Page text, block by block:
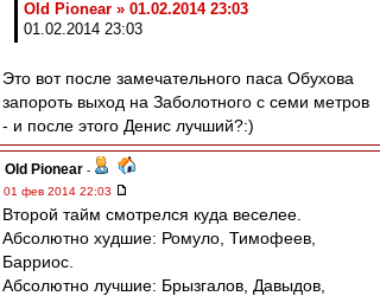
Old Pionear » 01.02.2014 23:03
01.02.2014 23:03
Это вот после замечательного паса Обухова
запороть выход на Заболотного с семи метров
- и после этого Денис лучший?:)
Old Pionear -
01 фев 2014 22:03
Второй тайм смотрелся куда веселее.
Абсолютно худшие: Ромуло, Тимофеев,
Барриос.
Абсолютно лучшие: Брызгалов, Давыдов,